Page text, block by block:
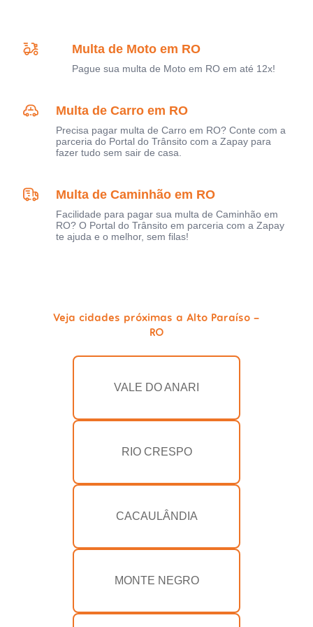
Multa de Moto em RO
Pague sua multa de Moto em RO em até 12x!
Multa de Carro em RO
Precisa pagar multa de Carro em RO? Conte com a
parceria do Portal do Trânsito com a Zapay para
fazer tudo sem sair de casa.
Multa de Caminhão em RO
Facilidade para pagar sua multa de Caminhão em
RO? O Portal do Trânsito em parceria com a Zapay
te ajuda e o melhor, sem filas!
Veja cidades próximas a Alto Paraíso -
RO
VALE DO ANARI
RIO CRESPO
CACAULÂNDIA
MONTE NEGRO